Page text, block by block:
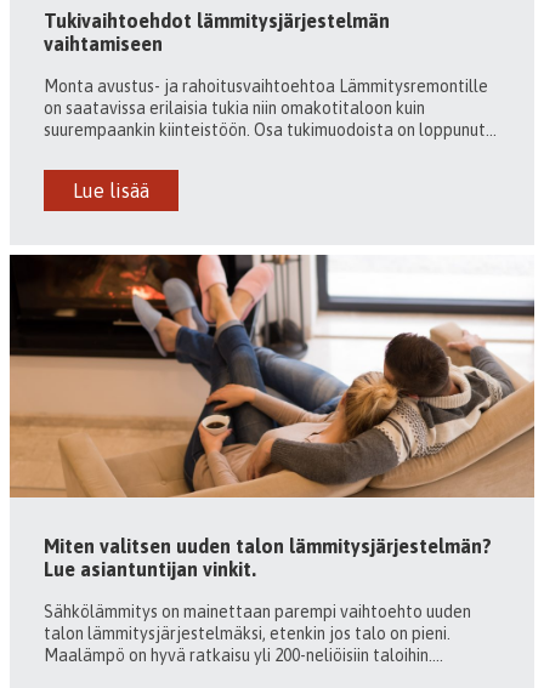
Tukivaihtoehdot lämmitysjärjestelmän
vaihtamiseen
Monta avustus- ja rahoitusvaihtoehtoa Lämmitysremontille
on saatavissa erilaisia tukia niin omakotitaloon kuin
suurempaankin kiinteistöön. Osa tukimuodoista on loppunut...
Lue lisää
Miten valitsen uuden talon lämmitysjärjestelmän?
Lue asiantuntijan vinkit.
Sähkölämmitys on mainettaan parempi vaihtoehto uuden
talon lämmitysjärjestelmäksi, etenkin jos talo on pieni.
Maalämpö on hyvä ratkaisu yli 200-neliöisiin taloihin....